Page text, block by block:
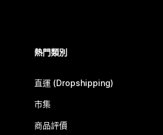
熱門類別
直運 (Dropshipping)
市集
商品評價